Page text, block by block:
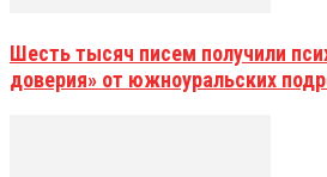
Шесть тысяч писем получили
доверия» от южноуральских